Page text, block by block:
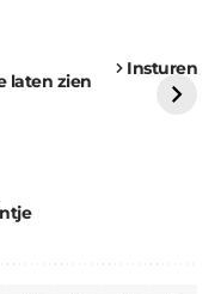
Insturen
laten zien